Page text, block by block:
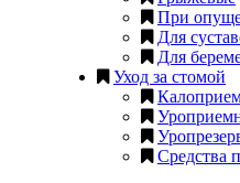
При
Для
Для
Уход за стомой
Средства